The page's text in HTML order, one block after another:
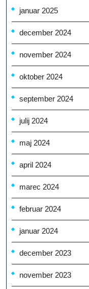
januar 2025
december 2024
november 2024
oktober 2024
september 2024
julij 2024
maj 2024
april 2024
marec 2024
februar 2024
januar 2024
december 2023
november 2023